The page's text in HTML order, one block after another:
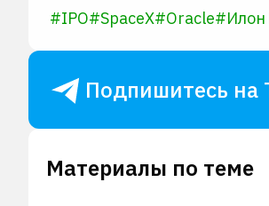
#IPO#SpaceX#Oracle#
Подпишитесь на
Материалы по теме